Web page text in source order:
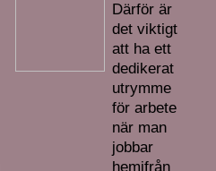
Därför är
det viktigt
att ha ett
dedikerat
utrymme
för arbete
när man
jobbar
hemifrån